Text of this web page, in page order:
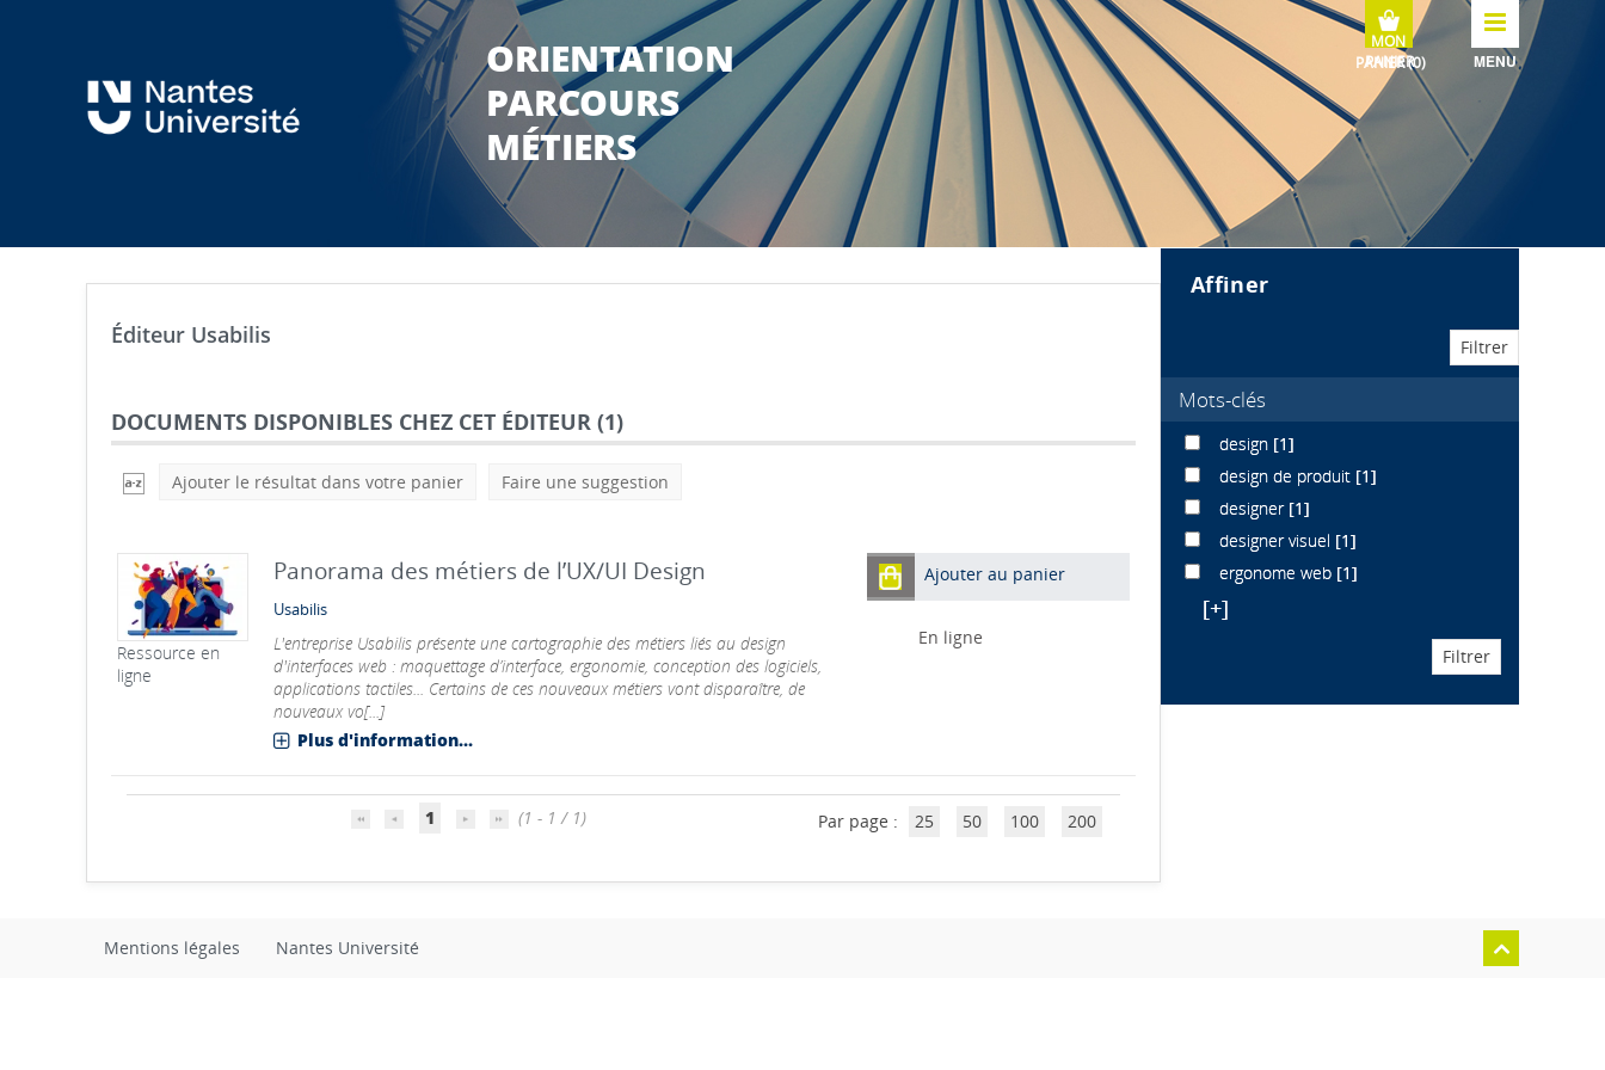
MENU
ORIENTATION
PARCOURS
MÉTIERS
Éditeur Usabilis
DOCUMENTS DISPONIBLES CHEZ CET ÉDITEUR (1)
Ajouter le résultat dans votre panier Faire une suggestion
Ressource en
ligne
Panorama des métiers de l’UX/UI Design
Usabilis
L'entreprise Usabilis présente une cartographie des métiers liés au design
d'interfaces web : maquettage d’interface, ergonomie, conception des logiciels,
applications tactiles... Certains de ces nouveaux métiers vont disparaître, de
nouveaux vo[...]
Plus d'information...
Ajouter au panier
En ligne
1 (1 - 1 / 1) Par page : 25 50 100 200
affiner
Mots-clés
design [1]
design de produit [1]
designer [1]
designer visuel [1]
ergonome web [1]
[+]
Mentions légales Nantes Université